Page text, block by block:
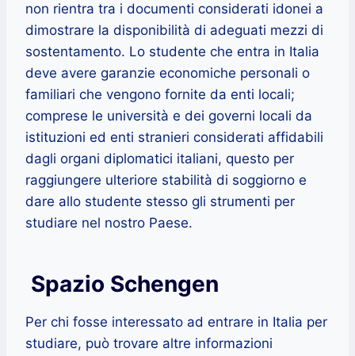
non rientra tra i documenti considerati idonei a
dimostrare la disponibilità di adeguati mezzi di
sostentamento. Lo studente che entra in Italia
deve avere garanzie economiche personali o
familiari che vengono fornite da enti locali;
comprese le università e dei governi locali da
istituzioni ed enti stranieri considerati affidabili
dagli organi diplomatici italiani, questo per
raggiungere ulteriore stabilità di soggiorno e
dare allo studente stesso gli strumenti per
studiare nel nostro Paese.
Spazio Schengen
Per chi fosse interessato ad entrare in Italia per
studiare, può trovare altre informazioni